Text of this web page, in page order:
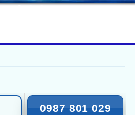
0987 801 029